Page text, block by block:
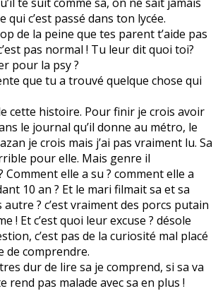
qui c’est passé dans ton lycée.
de la peine que tes parent t’aide pas
pas normal ! Tu leur dit quoi toi?
pour la psy ?
que tu a trouvé quelque chose qui
cette histoire. Pour finir je crois avoir
le journal qu’il donne au métro, le
je crois mais j’ai pas vraiment lu. Sa
pour elle. Mais genre il
Comment elle a su ? comment elle a
10 an ? Et le mari filmait sa et sa
autre ? c’est vraiment des porcs putain
! Et c’est quoi leur excuse ? désole
c’est pas de la curiosité mal placé
de comprendre.
dur de lire sa je comprend, si sa va
rend pas malade avec sa en plus !